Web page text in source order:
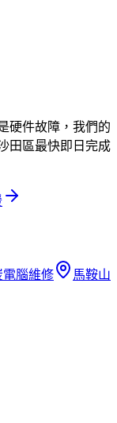
硬件故障，我們的
田區最快即日完成
電腦維修
馬鞍山